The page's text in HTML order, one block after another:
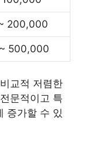
200,000
500,000
교적 저렴한
문적이고 특
증가할 수 있